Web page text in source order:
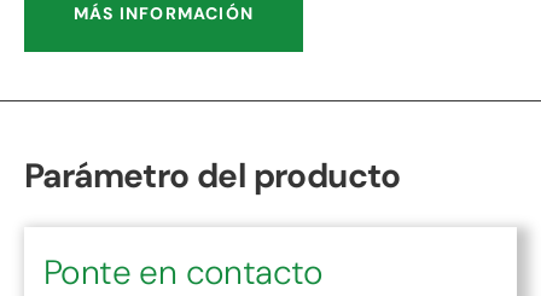
MÁS INFORMACIÓN
Parámetro del producto
Ponte en contacto